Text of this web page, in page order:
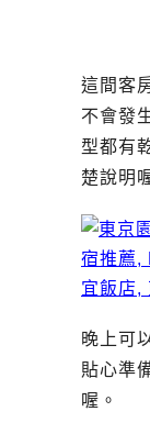
這間客
不會發
型都有
楚說明
晚上可
貼心準
喔。